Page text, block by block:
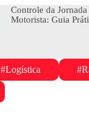
Controle da
Motorista: Guia
#Logística